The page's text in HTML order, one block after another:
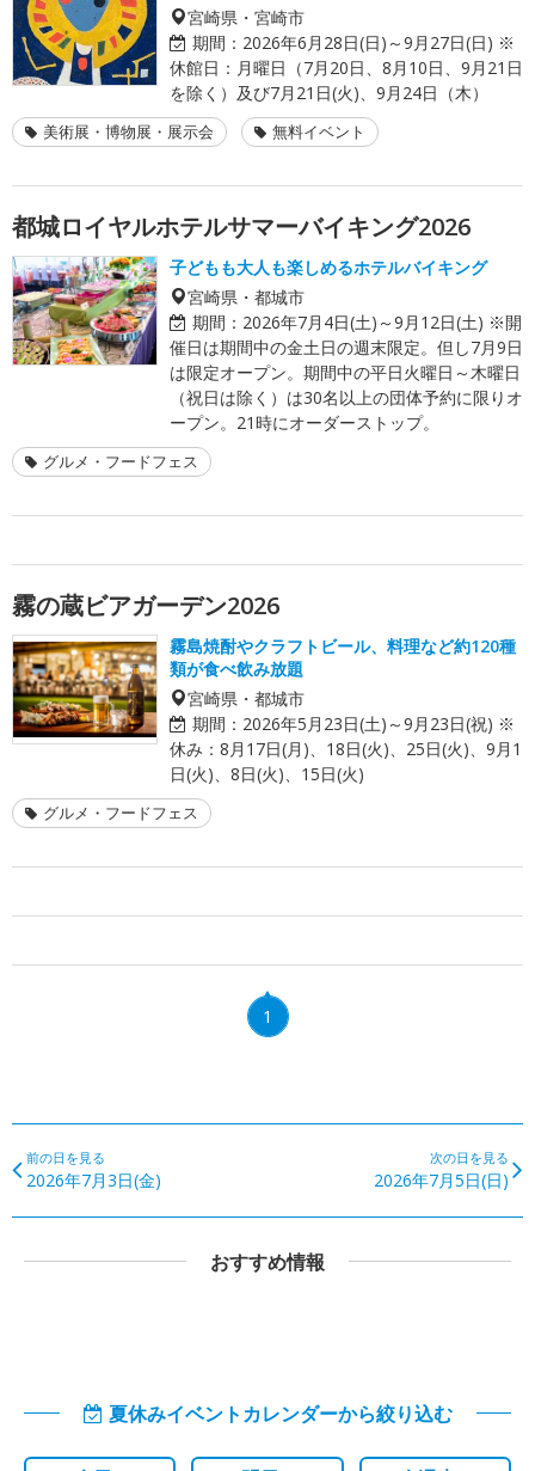
宮崎県・宮崎市
期間： 2026年6月28日(日)～9月27日(日) ※
休館日：月曜日（7月20日、8月10日、9月21日
を除く）及び7月21日(火)、9月24日（木）
美術展・博物展・展示会 無料イベント
都城ロイヤルホテルサマーバイキング2026
子どもも大人も楽しめるホテルバイキング
宮崎県・都城市
期間： 2026年7月4日(土)～9月12日(土) ※開
催日は期間中の金土日の週末限定。但し7月9日
は限定オープン。期間中の平日火曜日～木曜日
（祝日は除く）は30名以上の団体予約に限りオ
ープン。21時にオーダーストップ。
グルメ・フードフェス
霧の蔵ビアガーデン2026
霧島焼酎やクラフトビール、料理など約120種
類が食べ飲み放題
宮崎県・都城市
期間： 2026年5月23日(土)～9月23日(祝) ※
休み：8月17日(月)、18日(火)、25日(火)、9月1
日(火)、8日(火)、15日(火)
グルメ・フードフェス
1
前の日を見る
2026年7月3日(金)
次の日を見る
2026年7月5日(日)
おすすめ情報
夏休みイベントカレンダーから絞り込む